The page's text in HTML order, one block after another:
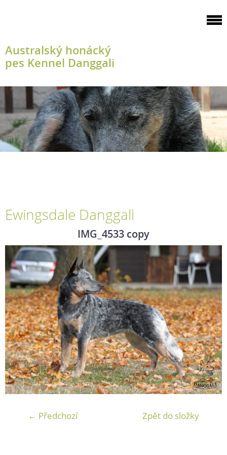
Australský honácký
pes Kennel Danggali
Ewingsdale Danggali
IMG_4533 copy
← Předchozí Zpět do složky